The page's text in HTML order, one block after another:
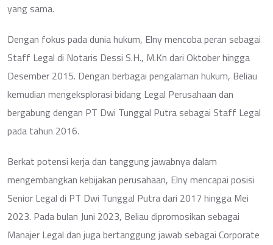
yang sama.
Dengan fokus pada dunia hukum, Elny mencoba peran sebagai
Staff Legal di Notaris Dessi S.H., M.Kn dari Oktober hingga
Desember 2015. Dengan berbagai pengalaman hukum, Beliau
kemudian mengeksplorasi bidang Legal Perusahaan dan
bergabung dengan PT Dwi Tunggal Putra sebagai Staff Legal
pada tahun 2016.
Berkat potensi kerja dan tanggung jawabnya dalam
mengembangkan kebijakan perusahaan, Elny mencapai posisi
Senior Legal di PT Dwi Tunggal Putra dari 2017 hingga Mei
2023. Pada bulan Juni 2023, Beliau dipromosikan sebagai
Manajer Legal dan juga bertanggung jawab sebagai Corporate